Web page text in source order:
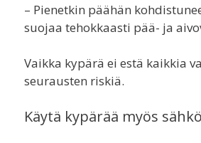
– Pienetkin päähän
suojaa tehokkaasti pää- ja
Vaikka kypärä ei estä kaikkia
seurausten riskiä.
Käytä kypärää myös